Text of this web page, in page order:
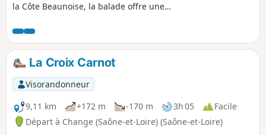
la Côte Beaunoise, la balade offre une
belle échappée sur le village d'Orches
abrité sous les falaises.
La Croix Carnot
Visorandonneur
9,11 km
+172 m -170 m 3h 05
Facile
Départ à Change (Saône-et-Loire) (Saône-et-Loire)